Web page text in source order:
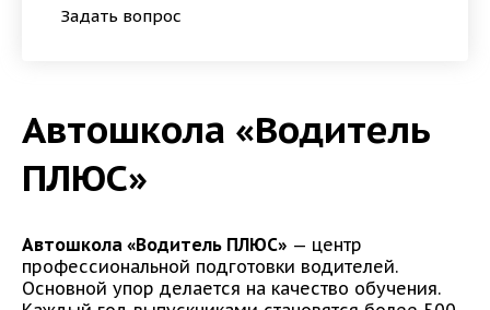
Задать вопрос
Автошкола «Водитель
ПЛЮС»
Автошкола «Водитель ПЛЮС» — центр
профессиональной подготовки водителей.
Основной упор делается на качество обучения.